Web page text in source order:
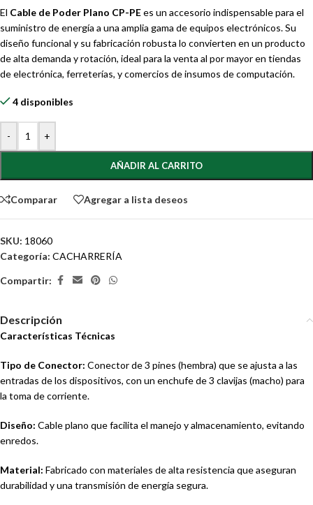
El Cable de Poder Plano CP-PEes un accesorio indispensable para el
suministro de energía a una amplia gama de equipos electrónicos. Su
diseño funcional y su fabricación robusta lo convierten en un producto
de alta demanda y rotación, ideal para la venta al por mayor en tiendas
de electrónica, ferreterías, y comercios de insumos de computación.
4 disponibles
- +
AÑADIR AL CARRITO
Comparar Agregar a lista deseos
SKU: 18060
Categoría: CACHARRERÍA
Compartir:
Descripción
Características Técnicas
Tipo de Conector: Conector de 3 pines (hembra) que se ajusta a las
entradas de los dispositivos, con un enchufe de 3 clavijas (macho) para
la toma de corriente.
Diseño: Cable plano que facilita el manejo y almacenamiento, evitando
enredos.
Material: Fabricado con materiales de alta resistencia que aseguran
durabilidad y una transmisión de energía segura.